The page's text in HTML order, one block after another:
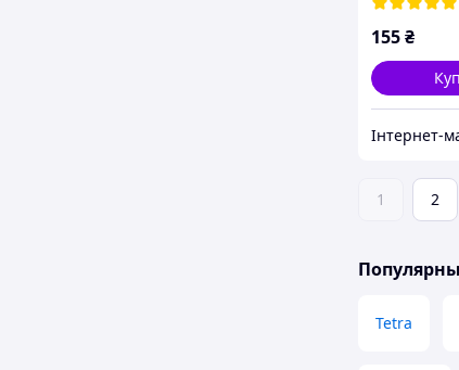
155₴
1 2
Tetra